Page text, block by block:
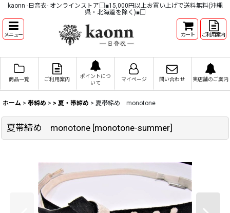
kaonn -日音衣- オンラインストア□■15,000円以上お買い上げで送料無料(沖縄
県・北海道を除く)■□
メニュー カート ご利用案内
商品一覧 ご利用案内
ポイントにつ
いて
マイページ 問い合わせ 実店舗のご案内
ホーム > 帯締め > > 夏・帯締め > 夏帯締め monotone
夏帯締め monotone [monotone-summer]